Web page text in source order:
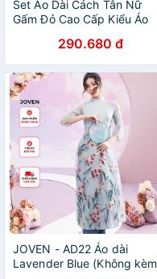
Set Áo Dài Cách Tân Nữ
Gấm Đỏ Cao Cấp Kiểu Áo
Đen GOTI 3141
290.680 đ
JOVEN - AD22 Áo dài
Lavender Blue (Không kèm